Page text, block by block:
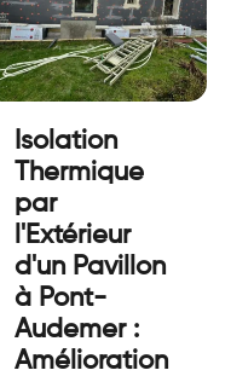
Isolation
Thermique
par
l'Extérieur
d'un Pavillon
à Pont-
Audemer :
Amélioration